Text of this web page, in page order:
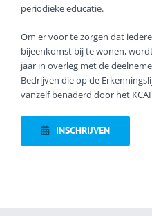
periodieke educatie.
Om er voor te zorgen dat
bijeenkomst bij te wonen,
jaar in overleg met de
Bedrijven die op de
vanzelf benaderd door het
INSCHRIJVEN